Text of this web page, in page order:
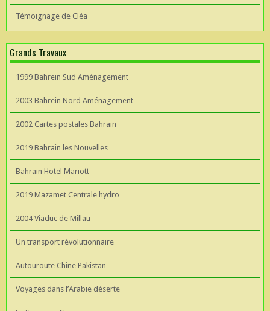
Témoignage de Cléa
Grands Travaux
1999 Bahrein Sud Aménagement
2003 Bahrein Nord Aménagement
2002 Cartes postales Bahrain
2019 Bahrain les Nouvelles
Bahrain Hotel Mariott
2019 Mazamet Centrale hydro
2004 Viaduc de Millau
Un transport révolutionnaire
Autouroute Chine Pakistan
Voyages dans l’Arabie déserte